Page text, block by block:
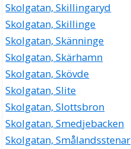
Skolgatan, Skillingaryd
Skolgatan, Skillinge
Skolgatan, Skänninge
Skolgatan, Skärhamn
Skolgatan, Skövde
Skolgatan, Slite
Skolgatan, Slottsbron
Skolgatan, Smedjebacken
Skolgatan, Smålandsstenar